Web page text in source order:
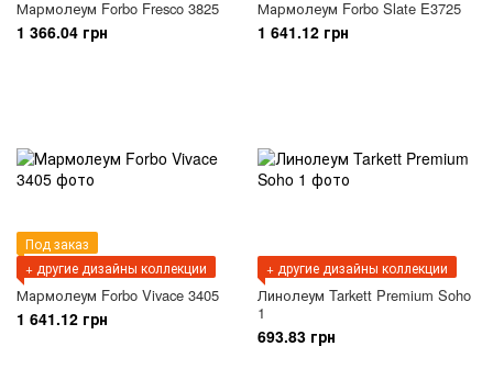
Мармолеум Forbo Fresco 3825
1 366.04 грн
Мармолеум Forbo Slate E3725
1 641.12 грн
Под заказ
+ другие дизайны коллекции
Мармолеум Forbo Vivace 3405
1 641.12 грн
+ другие дизайны коллекции
Линолеум Tarkett Premium Soho
1
693.83 грн